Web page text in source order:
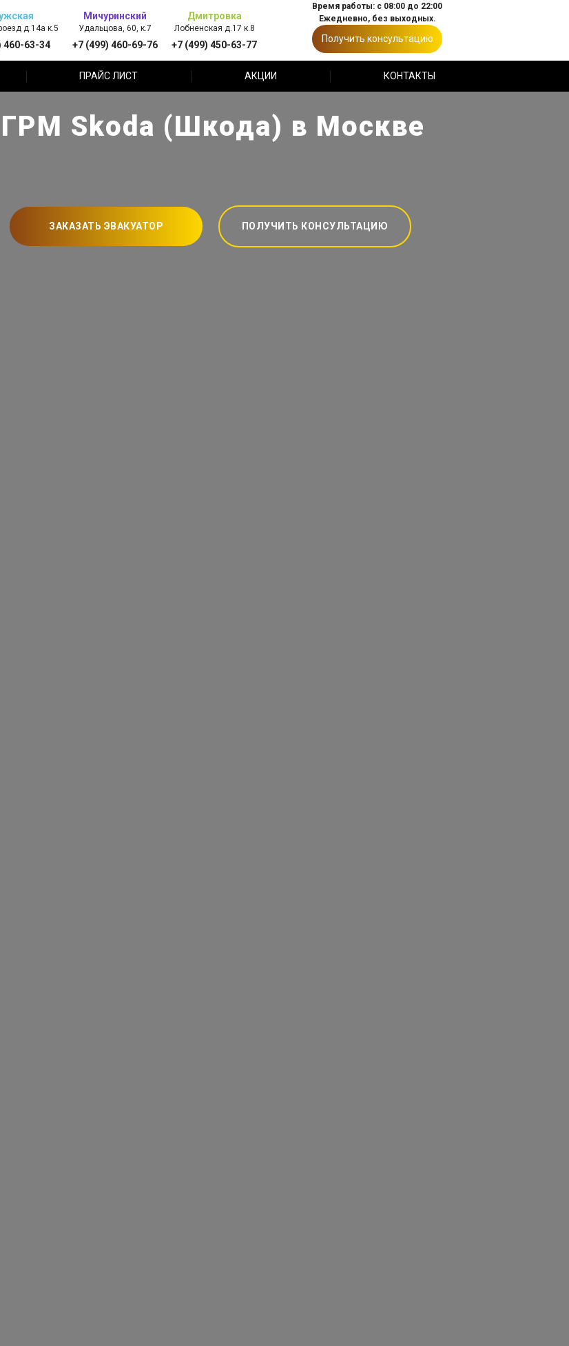
д.14а к.5
460-63-34
Мичуринский
Удальцова, 60, к.7
+7 (499) 460-69-76
Дмитровка
Лобненская д.17 к.8
+7 (499) 450-63-77
Время работы: с 08:00 до 22:00
Ежедневно, без выходных.
Получить консультацию
ПРАЙС ЛИСТ АКЦИИ КОНТАКТЫ
Skoda (Шкода) в Москве
ЗАКАЗАТЬ ЭВАКУАТОР ПОЛУЧИТЬ КОНСУЛЬТАЦИЮ